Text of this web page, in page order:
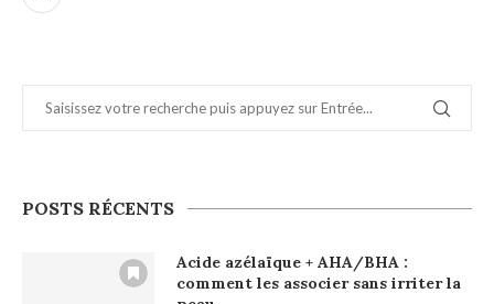
POSTS RÉCENTS
Acide azélaïque + AHA/BHA :
comment les associer sans irriter la